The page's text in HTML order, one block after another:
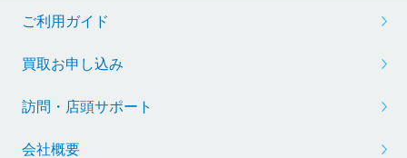
ご利用ガイド
買取お申し込み
訪問・店頭サポート
会社概要